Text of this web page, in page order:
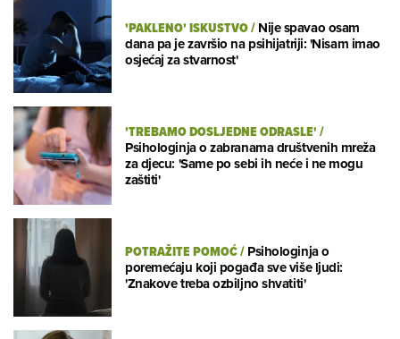
'PAKLENO' ISKUSTVO/Nije spavao osam
dana pa je završio na psihijatriji: 'Nisam imao
osjećaj za stvarnost'
'TREBAMO DOSLJEDNE ODRASLE'/
Psihologinja o zabranama društvenih mreža
za djecu: 'Same po sebi ih neće i ne mogu
zaštiti'
POTRAŽITE POMOĆ/Psihologinja o
poremećaju koji pogađa sve više ljudi:
'Znakove treba ozbiljno shvatiti'